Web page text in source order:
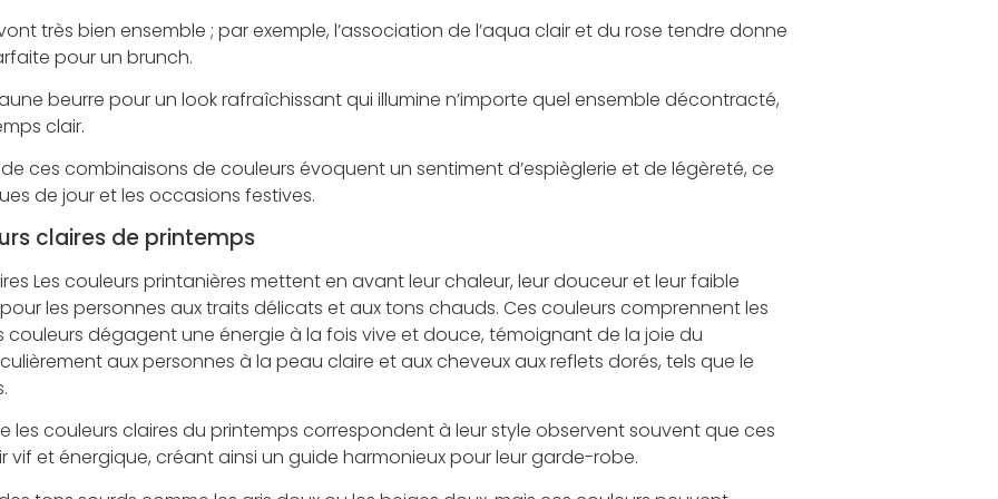
très bien ensemble ; par exemple, l’association de l’aqua clair et du rose tendre donne
pour un brunch.
beurre pour un look rafraîchissant qui illumine n’importe quel ensemble décontracté,
clair.
ces combinaisons de couleurs évoquent un sentiment d’espièglerie et de légèreté, ce
de jour et les occasions festives.
claires de printemps
Les couleurs printanières mettent en avant leur chaleur, leur douceur et leur faible
les personnes aux traits délicats et aux tons chauds. Ces couleurs comprennent les
couleurs dégagent une énergie à la fois vive et douce, témoignant de la joie du
aux personnes à la peau claire et aux cheveux aux reflets dorés, tels que le
les couleurs claires du printemps correspondent à leur style observent souvent que ces
et énergique, créant ainsi un guide harmonieux pour leur garde-robe.